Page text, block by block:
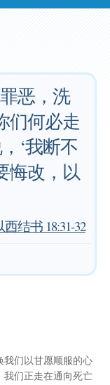
恶，洗
们何必走
‘我断不
悔改，以
西结书 18:31-32
我们以甘愿顺服的心
我们正走在通向死亡